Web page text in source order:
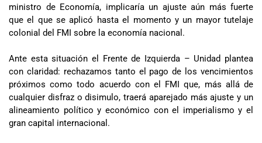
ministro de Economía, implicaría un ajuste aún más fuerte
que el que se aplicó hasta el momento y un mayor tutelaje
colonial del FMI sobre la economía nacional.
Ante esta situación el Frente de Izquierda – Unidad plantea
con claridad: rechazamos tanto el pago de los vencimientos
próximos como todo acuerdo con el FMI que, más allá de
cualquier disfraz o disimulo, traerá aparejado más ajuste y un
alineamiento político y económico con el imperialismo y el
gran capital internacional.